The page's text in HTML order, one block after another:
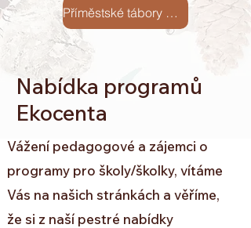
Příměstské tábory 2026
Nabídka programů
Ekocenta
Vážení pedagogové a zájemci o
programy pro školy/školky, vítáme
Vás na našich stránkách a věříme,
že si z naší pestré nabídky